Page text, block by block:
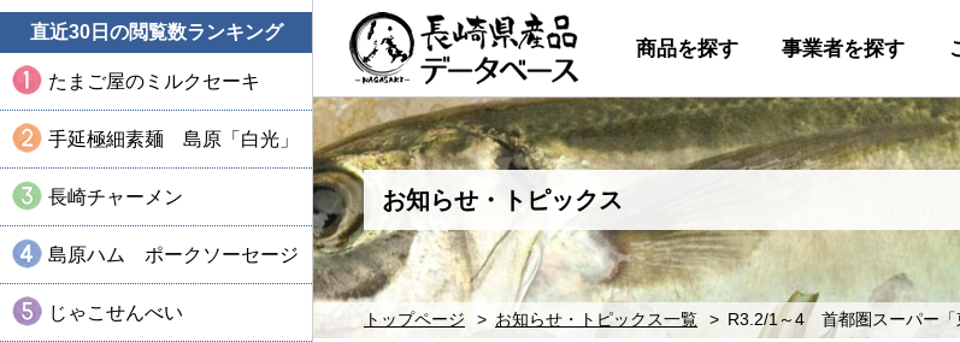
直近30日の閲覧数ランキング
たまご屋のミルクセーキ
手延極細素麺 島原「白光」
長崎チャーメン
島原ハム ポークソーセージ
じゃこせんべい
商品を探す 事業者を探す
お知らせ・トピックス
トップページ お知らせ・トピックス一覧 R3.2/1～4 首都圏スーパー「